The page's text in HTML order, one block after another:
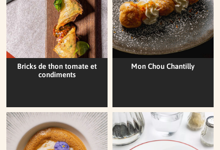
Bricks de thon tomate et
condiments
Mon Chou Chantilly